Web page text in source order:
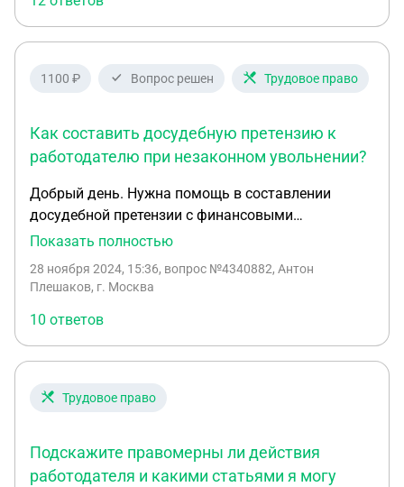
приму условия, какие могут быть дальнейшие
шаги? Жалоба в трудовую инспекцию? Суд?
Судиться не хочу, но если это дело выигрышное,
то свои права защитить готова. Нужно понимание
путей и их сложностей
1100 ₽ Вопрос решен Трудовое право
Как составить досудебную претензию к
работодателю при незаконном увольнении?
Добрый день. Нужна помощь в составлении
досудебной претензии с финансовыми
требованиями к работодателю по поводу
жалоб в трудовую инспекцию, ИФНС, прокуратуру
города Москвы.
Показать полностью
28 ноября 2024, 15:36, вопрос №4340882, Антон
Плешаков, г. Москва
10 ответов
Трудовое право
Подскажите правомерны ли действия
работодателя и какими статьями я могу